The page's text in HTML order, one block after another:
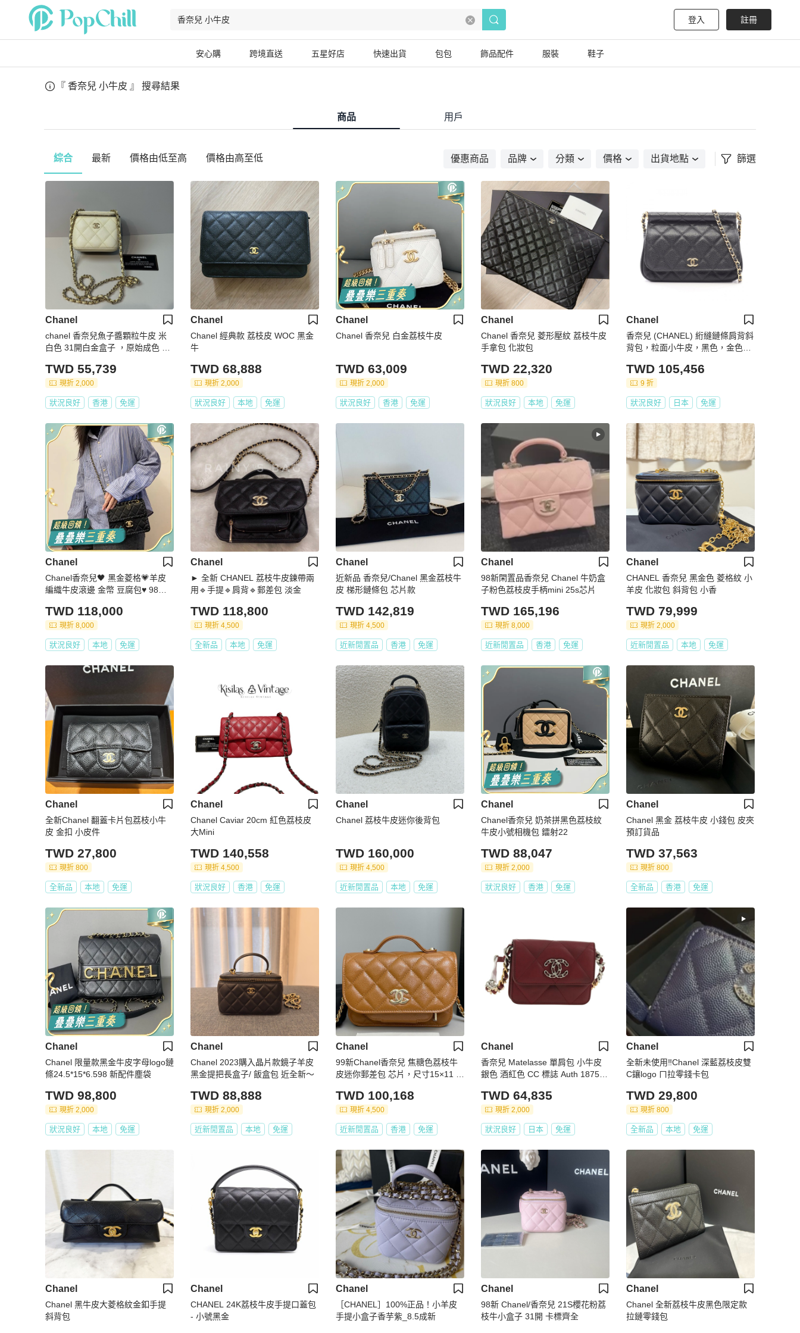
登入 註冊
安心購 跨境直送 五星好店 快速出貨 包包 飾品配件 服裝 鞋子
『 香奈兒 小牛皮 』 搜尋結果
商品 用戶
綜合 最新 價格由低至高 價格由高至低 優惠商品 品牌 分類 價格 出貨地點 篩選
Chanel
chanel 香奈兒魚子醬顆粒牛皮 米
白色 31開白金盒子 ，原始成色 有
TWD 55,739
現折 2,000
狀況良好 香港 免運
Chanel
Chanel 經典款 荔枝皮 WOC 黑金
牛
TWD 68,888
現折 2,000
狀況良好 本地 免運
Chanel
Chanel 香奈兒 白金荔枝牛皮
TWD 63,009
現折 2,000
狀況良好 香港 免運
Chanel
Chanel 香奈兒 菱形壓紋 荔枝牛皮
手拿包 化妝包
TWD 22,320
現折 800
狀況良好 本地 免運
Chanel
香奈兒 (CHANEL) 絎縫鏈條肩背斜
背包，粒面小牛皮，黑色，金色五
TWD 105,456
9 折
狀況良好 日本 免運
Chanel
Chanel香奈兒🖤 黑金菱格💗羊皮
編織牛皮滾邊 金幣 豆腐包♥️ 98新✨
包裝盒
TWD 118,000
現折 8,000
狀況良好 本地 免運
Chanel
► 全新 CHANEL 荔枝牛皮鍊帶兩
用🔹手提🔹肩背🔹郵差包 淡金
TWD 118,800
現折 4,500
全新品 本地 免運
Chanel
近新品 香奈兒/Chanel 黑金荔枝牛
皮 梯形鏈條包 芯片款
TWD 142,819
現折 4,500
近新閒置品 香港 免運
Chanel
98新閑置品香奈兒 Chanel 牛奶盒
子粉色荔枝皮手柄mini 25s芯片
TWD 165,196
現折 8,000
近新閒置品 香港 免運
Chanel
CHANEL 香奈兒 黑金色 菱格紋 小
羊皮 化妝包 斜背包 小香
TWD 79,999
現折 2,000
近新閒置品 本地 免運
Chanel
全新Chanel 翻蓋卡片包荔枝小牛
皮 金扣 小皮件
TWD 27,800
現折 800
全新品 本地 免運
Chanel
Chanel Caviar 20cm 紅色荔枝皮
大Mini
TWD 140,558
現折 4,500
狀況良好 香港 免運
Chanel
Chanel 荔枝牛皮迷你後背包
TWD 160,000
現折 4,500
近新閒置品 本地 免運
Chanel
Chanel香奈兒 奶茶拼黑色荔枝紋
牛皮小號相機包 鐳射22
TWD 88,047
現折 2,000
狀況良好 香港 免運
Chanel
Chanel 黑金 荔枝牛皮 小錢包 皮夾
預訂貨品
TWD 37,563
現折 800
全新品 香港 免運
Chanel
Chanel 限量款黑金牛皮字母logo鏈
條24.5*15*6.598 新配件塵袋
TWD 98,800
現折 2,000
狀況良好 本地 免運
Chanel
Chanel 2023購入晶片款鏡子羊皮
黑金提把長盒子/ 飯盒包 近全新～
TWD 88,888
現折 2,000
近新閒置品 本地 免運
Chanel
99新Chanel香奈兒 焦糖色荔枝牛
皮迷你郵差包 芯片，尺寸15×11 附
TWD 100,168
現折 4,500
近新閒置品 香港 免運
Chanel
香奈兒 Matelasse 單肩包 小牛皮
銀色 酒紅色 CC 標誌 Auth 187570
TWD 64,835
現折 2,000
狀況良好 日本 免運
Chanel
全新未使用‼️Chanel 深藍荔枝皮雙
C鑲logo ㄇ拉零錢卡包
TWD 29,800
現折 800
全新品 本地 免運
Chanel
Chanel 黑牛皮大菱格紋金釦手提
斜背包
Chanel
CHANEL 24K荔枝牛皮手提口蓋包
- 小號黑金
Chanel
［CHANEL］100%正品！小羊皮
手提小盒子香芋紫_8.5成新
Chanel
98新 Chanel/香奈兒 21S櫻花粉荔
枝牛小盒子 31開 卡標齊全
Chanel
Chanel 全新荔枝牛皮黑色限定款
拉鏈零錢包